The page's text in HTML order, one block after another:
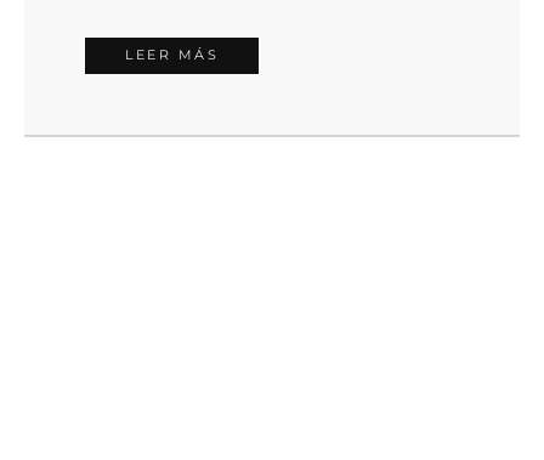
LEER MÁS